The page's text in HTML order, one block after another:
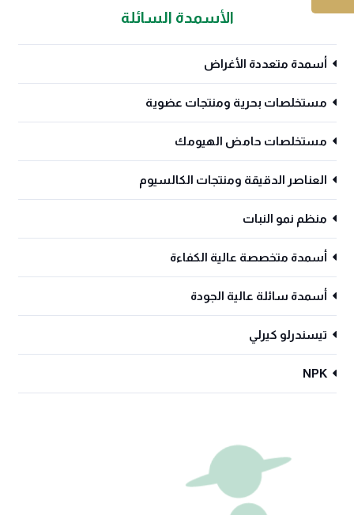
الأسمدة السائلة
أسمدة متعددة الأغراض
مستخلصات بحرية ومنتجات عضوية
مستخلصات حامض الهيومك
العناصر الدقيقة ومنتجات الكالسيوم
منظم نمو النبات
أسمدة متخصصة عالية الكفاءة
أﺳﻤﺪة ﺳﺎﺋﻠﺔ ﻋﺎﻟﻴﺔ اﻟﺠﻮدة
تيسندرلو كيرلي
NPK